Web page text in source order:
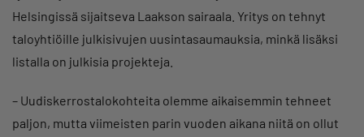
Helsingissä sijaitseva Laakson sairaala. Yritys on tehnyt
taloyhtiöille julkisivujen uusintasaumauksia, minkä lisäksi
listalla on julkisia projekteja.
– Uudiskerrostalokohteita olemme aikaisemmin tehneet
paljon, mutta viimeisten parin vuoden aikana niitä on ollut